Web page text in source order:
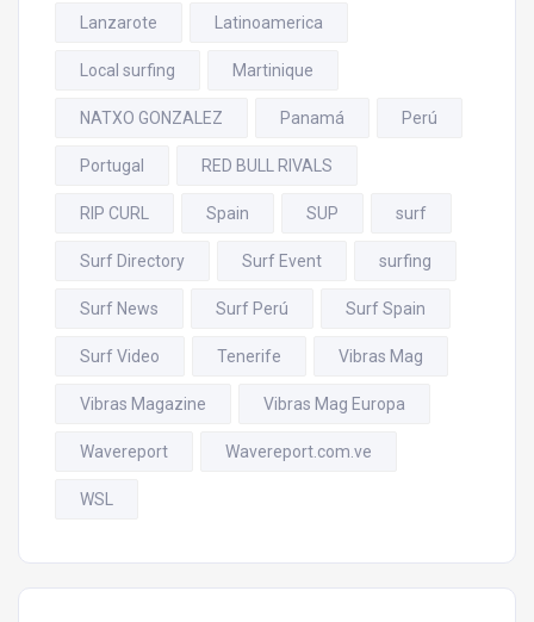
Lanzarote Latinoamerica
Local surfing Martinique
NATXO GONZALEZ Panamá Perú
Portugal RED BULL RIVALS
RIP CURL Spain SUP surf
Surf Directory Surf Event surfing
Surf News Surf Perú Surf Spain
Surf Video Tenerife Vibras Mag
Vibras Magazine Vibras Mag Europa
Wavereport Wavereport.com.ve
WSL